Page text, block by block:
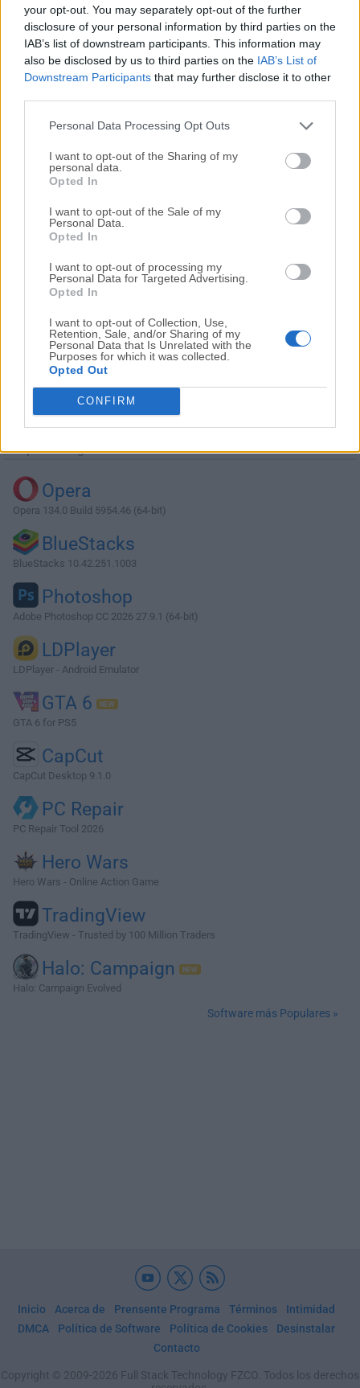
your opt-out. You may separately opt-out of the further
disclosure of your personal information by third parties on the
IAB’s list of downstream participants. This information may
also be disclosed by us to third parties on the IAB’s List of
Downstream Participants that may further disclose it to other
Personal Data Processing Opt Outs
I want to opt-out of the Sharing of my
personal data.
Opted In
I want to opt-out of the Sale of my
Personal Data.
Opted In
I want to opt-out of processing my
Personal Data for Targeted Advertising.
Opted In
I want to opt-out of Collection, Use,
Retention, Sale, and/or Sharing of my
Personal Data that Is Unrelated with the
Purposes for which it was collected.
Opted Out
CONFIRM
Nos encantaría saber de ti
Si tienes alguna pregunta o idea que desees compartir
Descargar EOS Utility 3.13.20.4
¿Por qué se publica esta aplicación en Filehorse? (
información)
Top Descargas
Opera
Opera 134.0 Build 5954.46 (64-bit)
BlueStacks
BlueStacks 10.42.251.1003
Photoshop
Adobe Photoshop CC 2026 27.9.1 (64-bit)
LDPlayer
LDPlayer - Android Emulator
GTA 6
GTA 6 for PS5
CapCut
CapCut Desktop 9.1.0
PC Repair
PC Repair Tool 2026
Hero Wars
Hero Wars - Online Action Game
TradingView
TradingView - Trusted by 100 Million Traders
Halo: Campaign
Halo: Campaign Evolved
Software más Populares »
Inicio Acerca de Prensente Programa Términos
Intimidad
DMCA
Política de Software Política de Cookies
Desinstalar
Contacto
Copyright © 2009-2026 Full Stack Technology FZCO. Todos los derechos